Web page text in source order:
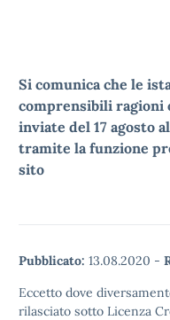
Si comunica che le
comprensibili ragioni
inviate del 17 agosto
tramite la funzione
sito
Pubblicato: 13.08.2020 -
Eccetto dove
rilasciato sotto Licenza